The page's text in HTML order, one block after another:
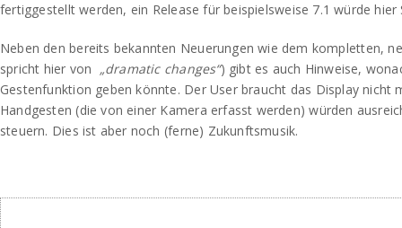
fertiggestellt werden, ein Release für beispielsweise 7.1 würde hier
Neben den bereits bekannten Neuerungen wie dem kompletten,
spricht hier von „dramatic changes“) gibt es auch Hinweise,
Gestenfunktion geben könnte. Der User braucht das Display nicht
Handgesten (die von einer Kamera erfasst werden) würden
steuern. Dies ist aber noch (ferne) Zukunftsmusik.